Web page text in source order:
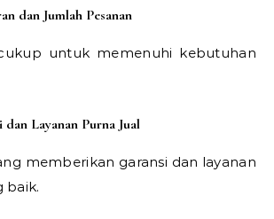
dan Jumlah Pesanan
untuk memenuhi kebutuhan
dan Layanan Purna Jual
memberikan garansi dan layanan
baik.